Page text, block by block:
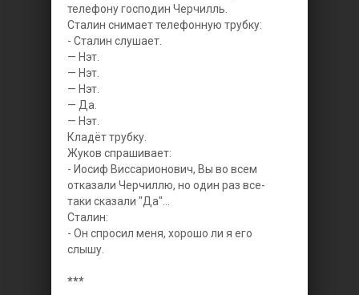
телефону господин Черчилль.
Сталин снимает телефонную трубку:
- Сталин слушает.
— Нэт.
— Нэт.
— Нэт.
— Да.
— Нэт.
Кладёт трубку.
Жуков спрашивает:
- Иосиф Виссарионович, Вы во всем
отказали Черчиллю, но один раз все-
таки сказали "Да"...
Сталин:
- Он спросил меня, хорошо ли я его
слышу.
***